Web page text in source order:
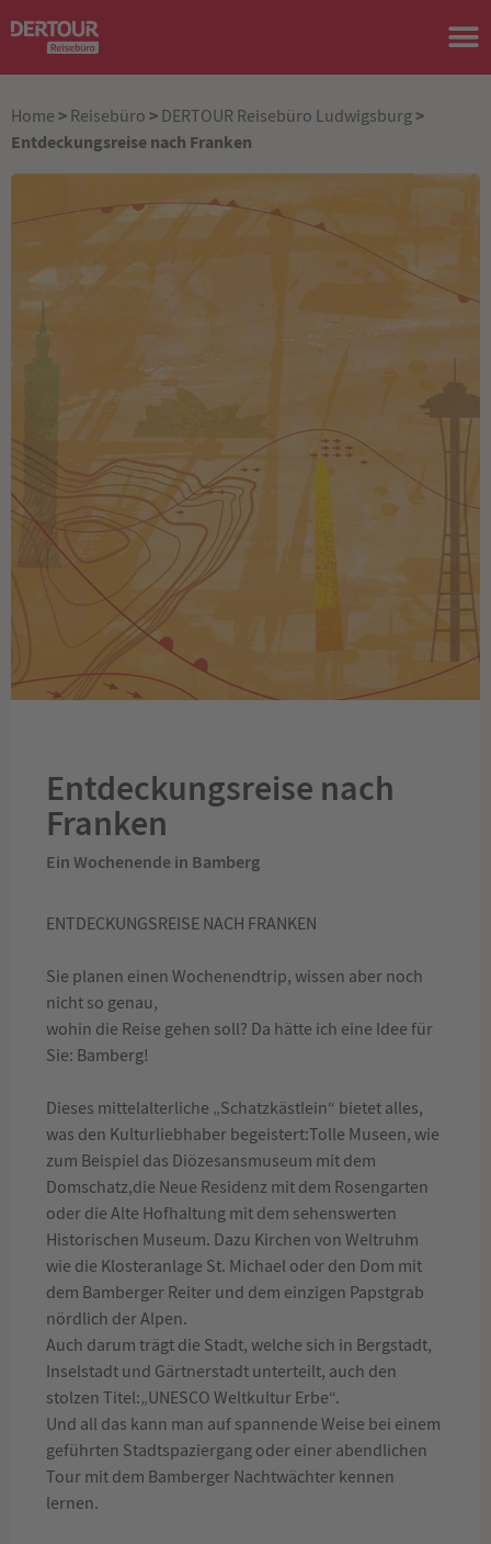
Home > Reisebüro > DERTOUR Reisebüro Ludwigsburg >
Entdeckungsreise nach Franken
Entdeckungsreise nach
Franken
Ein Wochenende in Bamberg
ENTDECKUNGSREISE NACH FRANKEN
Sie planen einen Wochenendtrip, wissen aber noch
nicht so genau,
wohin die Reise gehen soll? Da hätte ich eine Idee für
Sie: Bamberg!
Dieses mittelalterliche „Schatzkästlein“ bietet alles,
was den Kulturliebhaber begeistert:Tolle Museen, wie
zum Beispiel das Diözesansmuseum mit dem
Domschatz,die Neue Residenz mit dem Rosengarten
oder die Alte Hofhaltung mit dem sehenswerten
Historischen Museum. Dazu Kirchen von Weltruhm
wie die Klosteranlage St. Michael oder den Dom mit
dem Bamberger Reiter und dem einzigen Papstgrab
nördlich der Alpen.
Auch darum trägt die Stadt, welche sich in Bergstadt,
Inselstadt und Gärtnerstadt unterteilt, auch den
stolzen Titel:„UNESCO Weltkultur Erbe“.
Und all das kann man auf spannende Weise bei einem
geführten Stadtspaziergang oder einer abendlichen
Tour mit dem Bamberger Nachtwächter kennen
lernen.